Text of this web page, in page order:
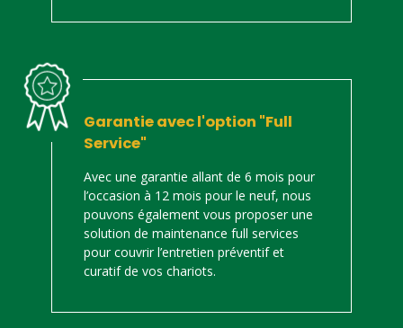
Garantie avec l'option "Full
Service"
Avec une garantie allant de 6 mois pour
l’occasion à 12 mois pour le neuf, nous
pouvons également vous proposer une
solution de maintenance full services
pour couvrir l’entretien préventif et
curatif de vos chariots.